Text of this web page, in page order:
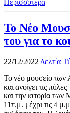
Περισσότερα
Το Νέο
του για το
22/12/2022 Δελτία
Το νέο μουσείο των
και ανοίγει τις
και την ιστορία
11π.μ. μέχρι τις 4